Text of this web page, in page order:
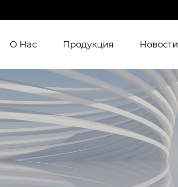
О Нас Продукция Новости